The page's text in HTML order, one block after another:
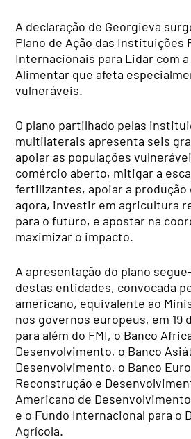
A declaração de Georgieva
Plano de Ação das Instituições
Internacionais para Lidar com
Alimentar que afeta
vulneráveis.
O plano partilhado pelas
multilaterais apresenta seis
apoiar as populações
comércio aberto, mitigar a
fertilizantes, apoiar a produção
agora, investir em agricultura
para o futuro, e apostar na
maximizar o impacto.
A apresentação do plano
destas entidades, convocada
americano, equivalente ao
nos governos europeus, em 19
para além do FMI, o Banco
Desenvolvimento, o Banco
Desenvolvimento, o Banco
Reconstrução e
Americano de
e o Fundo Internacional para o
Agrícola.